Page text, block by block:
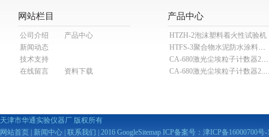
网站栏目
公司介绍
产品中心
新闻动态
技术支持
在线留言
资料下载
产品中心
HTZH-2泡沫塑料着火性试验机
HTFS-3聚合物水泥防水涂料分散机
CA-680激光尘埃粒子计数器28.3L
CA-680激光尘埃粒子
天津市华通实验仪器厂 版权所有
网站首页
新闻中心 联系我们 | 2016 GoogleSitemap ICP备案号： 津ICP备16000700号-